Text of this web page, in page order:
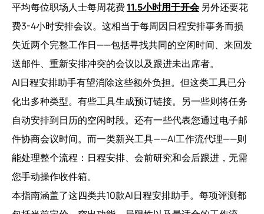
平均每位职场人士每周花费11.5小时用于开会另外还要花
费3-4小时安排会议。这相当于每周因日程安排事务而损
失近两个完整工作日——包括寻找共同的空闲时间、来回发
送邮件、重新安排冲突的会议以及跟进未出席者。
AI日程安排助手有望消除这些额外负担。但这类工具已分
化出多种类型。有些工具生成预订链接。另一些则将任务
自动安排到日历的空闲时段。还有一些代表您通过电子邮
件协商会议时间。而一类新兴工具——AI工作流代理——则
能处理整个流程：日程安排、会前研究和会后跟进，无需
您手动操作收件箱。
本指南涵盖了这四类共10款AI日程安排助手。每项评测都